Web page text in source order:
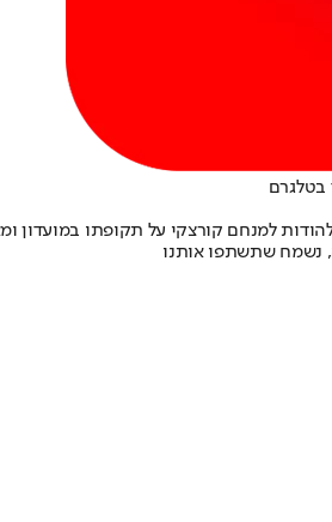
בטלגרם
למנחם קורצקי על תקופתו במועדון
נשמח שתשתפו אותנו